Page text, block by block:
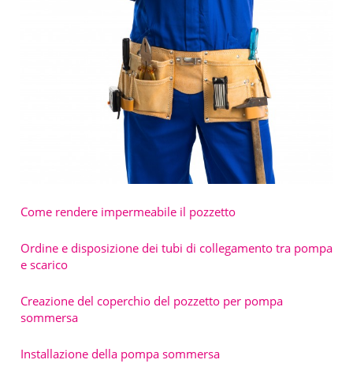
Come rendere impermeabile il pozzetto
Ordine e disposizione dei tubi di collegamento tra pompa
e scarico
Creazione del coperchio del pozzetto per pompa
sommersa
Installazione della pompa sommersa